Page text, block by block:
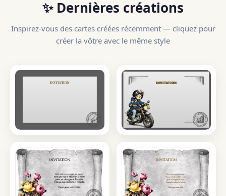
✨ Dernières créations
Inspirez-vous des cartes créées récemment — cliquez pour
créer la vôtre avec le même style